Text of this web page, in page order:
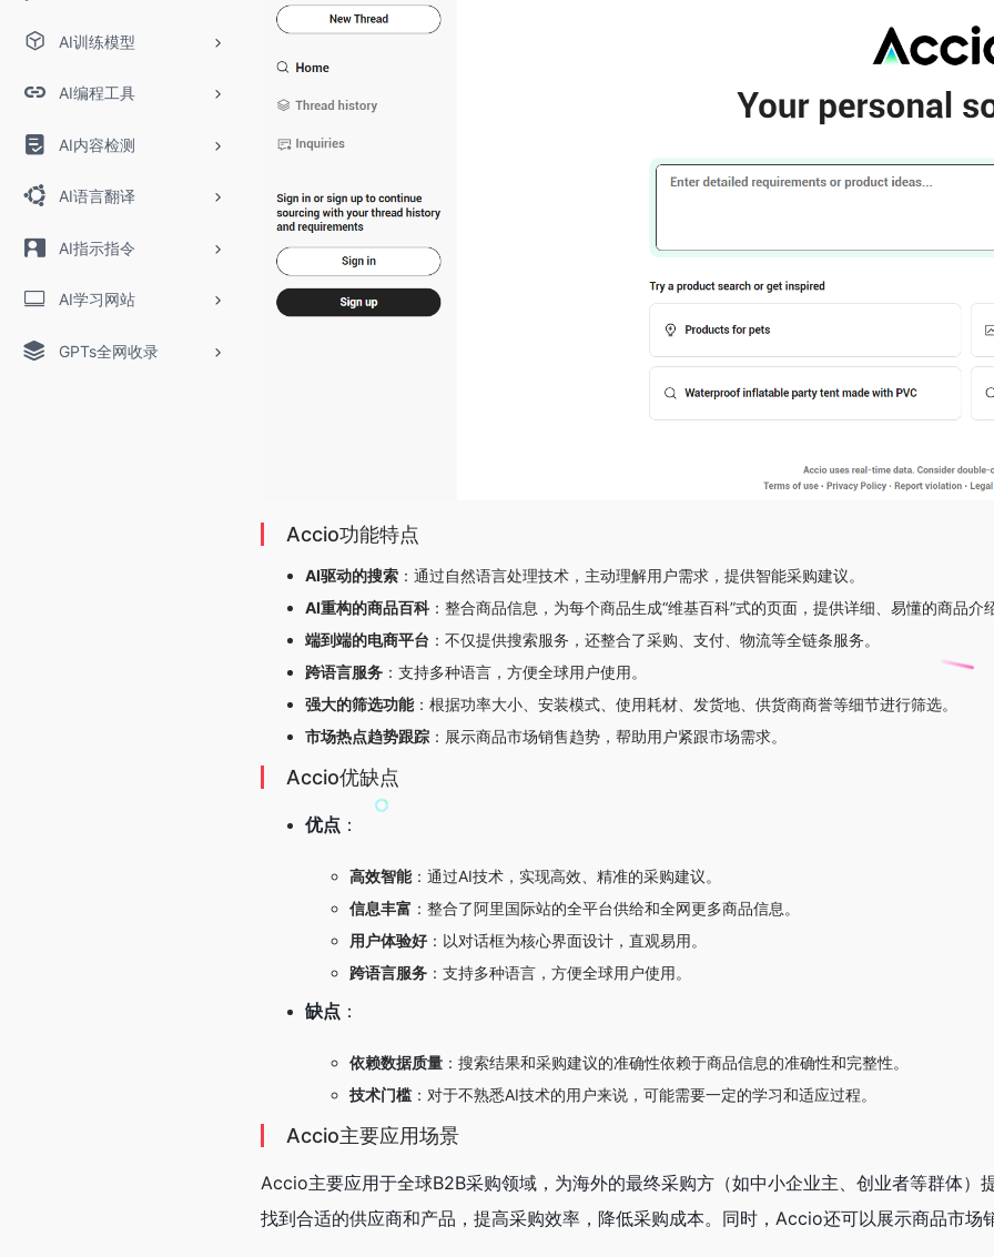
AI训练模型
AI编程工具
AI内容检测
AI语言翻译
AI指示指令
AI学习网站
GPTs全网收录
Accio功能特点
AI驱动的搜索 ：通过自然语言处理技术，主动理解用户需求，提供智能采购建议。
AI重构的商品百科 ：整合商品信息，为每个商品生成“维基百科”式的页面，提供详细、易懂的商品介
端到端的电商平台 ：不仅提供搜索服务，还整合了采购、支付、物流等全链条服务。
跨语言服务 ：支持多种语言，方便全球用户使用。
强大的筛选功能：根据功率大小、安装模式、使用耗材、发货地、供货商商誉等细节进行筛选。
市场热点趋势跟踪 ：展示商品市场销售趋势，帮助用户紧跟市场需求。
Accio优缺点
优点 ：
高效智能：通过AI技术，实现高效、精准的采购建议。
信息丰富 ：整合了阿里国际站的全平台供给和全网更多商品信息。
用户体验好 ：以对话框为核心界面设计，直观易用。
跨语言服务 ：支持多种语言，方便全球用户使用。
缺点 ：
依赖数据质量 ：搜索结果和采购建议的准确性依赖于商品信息的准确性和完整性。
技术门槛 ：对于不熟悉AI技术的用户来说，可能需要一定的学习和适应过程。
Accio主要应用场景
Accio主要应用于全球B2B采购领域，为海外的最终采购方（如中小企业主、创业者等群体）
找到合适的供应商和产品，提高采购效率，降低采购成本。同时，Accio还可以展示商品市